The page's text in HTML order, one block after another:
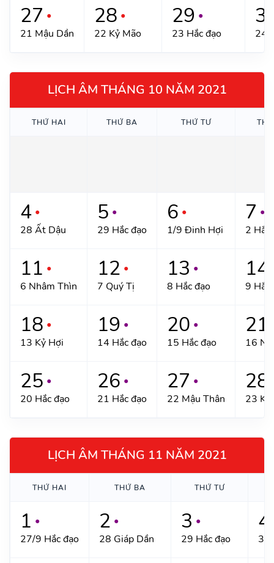
27 ●
21 Mậu Dần
28 ●
22 Kỷ Mão
29 ●
23 Hắc đạo 24
LỊCH ÂM THÁNG 10 NĂM 2021
THỨ HAI THỨ BA THỨ TƯ
4 ●
28 Ất Dậu
5 ●
29 Hắc đạo
6 ●
1/9 Đinh Hợi
7 ●
2 Hắc
11 ●
6 Nhâm Thìn
12 ●
7 Quý Tị
13 ●
8 Hắc đạo
14
9 Hắc
18 ●
13 Kỷ Hợi
19 ●
14 Hắc đạo
20 ●
15 Hắc đạo
21
16
25 ●
20 Hắc đạo
26 ●
21 Hắc đạo
27 ●
22 Mậu Thân
28
23 Kỷ
LỊCH ÂM THÁNG 11 NĂM 2021
THỨ HAI THỨ BA THỨ TƯ
1 ●
27/9 Hắc đạo
2 ●
28 Giáp Dần
3 ●
29 Hắc đạo
4
30